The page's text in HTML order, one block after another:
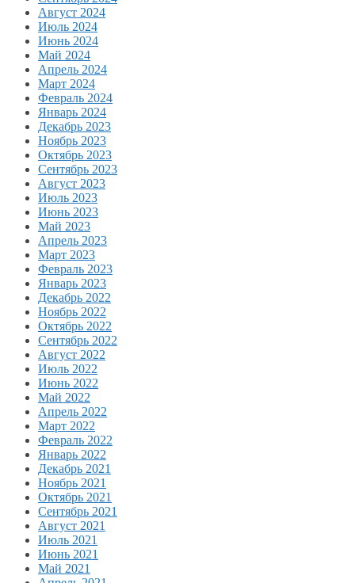
Август 2024
Июль 2024
Июнь 2024
Май 2024
Апрель 2024
Март 2024
Февраль 2024
Январь 2024
Декабрь 2023
Ноябрь 2023
Октябрь 2023
Сентябрь 2023
Август 2023
Июль 2023
Июнь 2023
Май 2023
Апрель 2023
Март 2023
Февраль 2023
Январь 2023
Декабрь 2022
Ноябрь 2022
Октябрь 2022
Сентябрь 2022
Август 2022
Июль 2022
Июнь 2022
Май 2022
Апрель 2022
Март 2022
Февраль 2022
Январь 2022
Декабрь 2021
Ноябрь 2021
Октябрь 2021
Сентябрь 2021
Август 2021
Июль 2021
Июнь 2021
Май 2021